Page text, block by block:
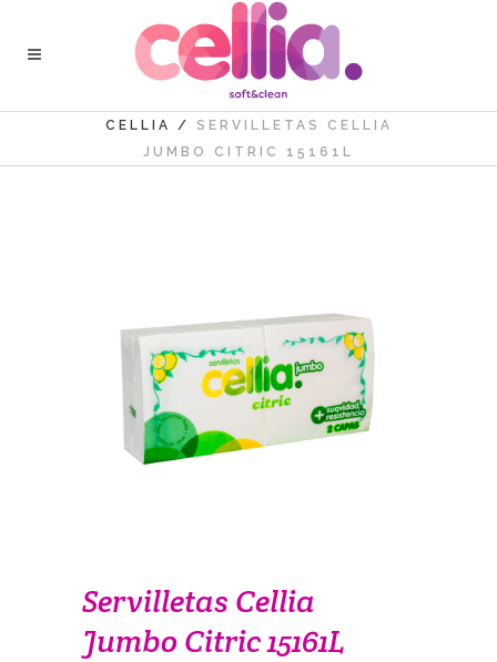
CELLIA / SERVILLETAS CELLIA
JUMBO CITRIC 15161L
Servilletas Cellia
Jumbo Citric 15161L